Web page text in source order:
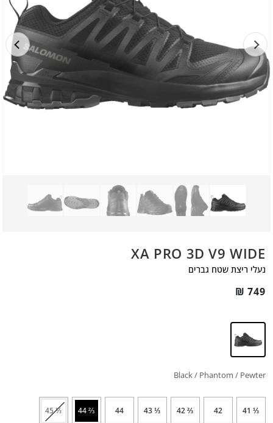
XA PRO 3D V9 WIDE
נעלי ריצת שטח גברים
₪ 749
Black / Phantom / Pewter
⅓ 41
42
⅔ 42
⅓ 43
44
⅔ 44
⅓ 45